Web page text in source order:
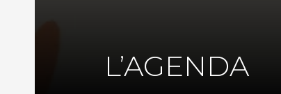
L’AGENDA